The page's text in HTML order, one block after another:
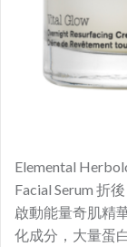
Elemental
Facial Serum 折
啟動能量奇肌精
化成分，大量蛋